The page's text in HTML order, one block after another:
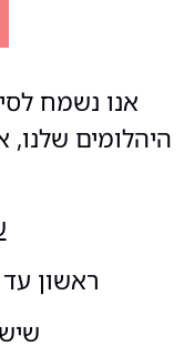
אנו נשמח
היהלומים
ראשון עד
שישי –